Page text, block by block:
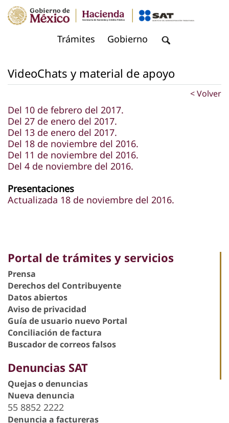
VideoChats y material de apoyo
< Volver
Del 10 de febrero del 2017.
Del 27 de enero del 2017.
Del 13 de enero del 2017.
Del 18 de noviembre del 2016.
Del 11 de noviembre del 2016.
Del 4 de noviembre del 2016.​
Presentaciones
Actualizada 18 de noviembre del 2016.